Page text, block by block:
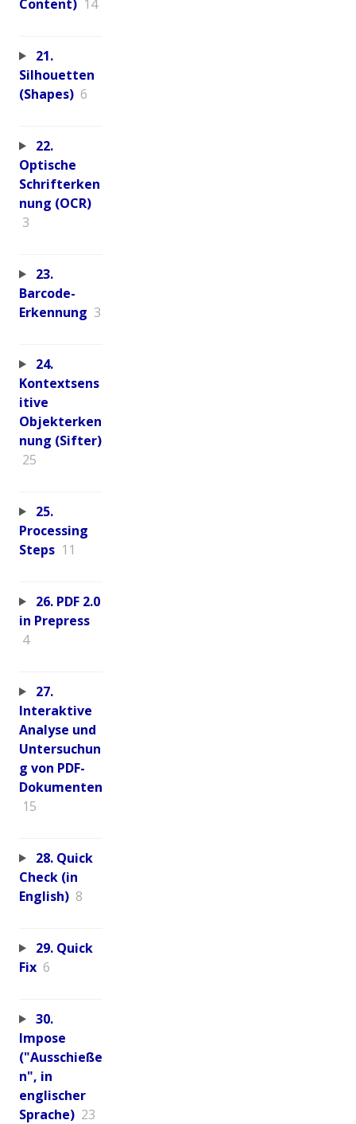
Content) 14
21.
Silhouetten
(Shapes) 6
22.
Optische
Schrifterken
nung (OCR)
3
23.
Barcode-
Erkennung 3
24.
Kontextsens
itive
Objekterken
nung (Sifter)
25
25.
Processing
Steps 11
26. PDF 2.0
in Prepress
4
27.
Interaktive
Analyse und
Untersuchun
g von PDF-
Dokumenten
15
28. Quick
Check (in
English) 8
29. Quick
Fix 6
30.
Impose
("Ausschieße
n", in
englischer
Sprache) 23